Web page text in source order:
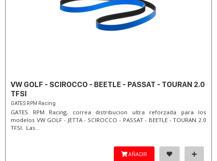
VW GOLF - SCIROCCO - BEETLE - PASSAT - TOURAN 2.0
TFSI
GATES RPM Racing
GATES RPM Racing, correa distribucion ultra reforzada para los
modelos VW GOLF - JETTA - SCIROCCO - PASSAT - BEETLE - TOURAN 2.0
TFSI. Las...
AÑADIR